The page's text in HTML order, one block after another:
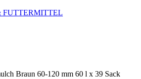
FUTTERMITTEL
Braun 60-120 mm 60 l x 39 Sack